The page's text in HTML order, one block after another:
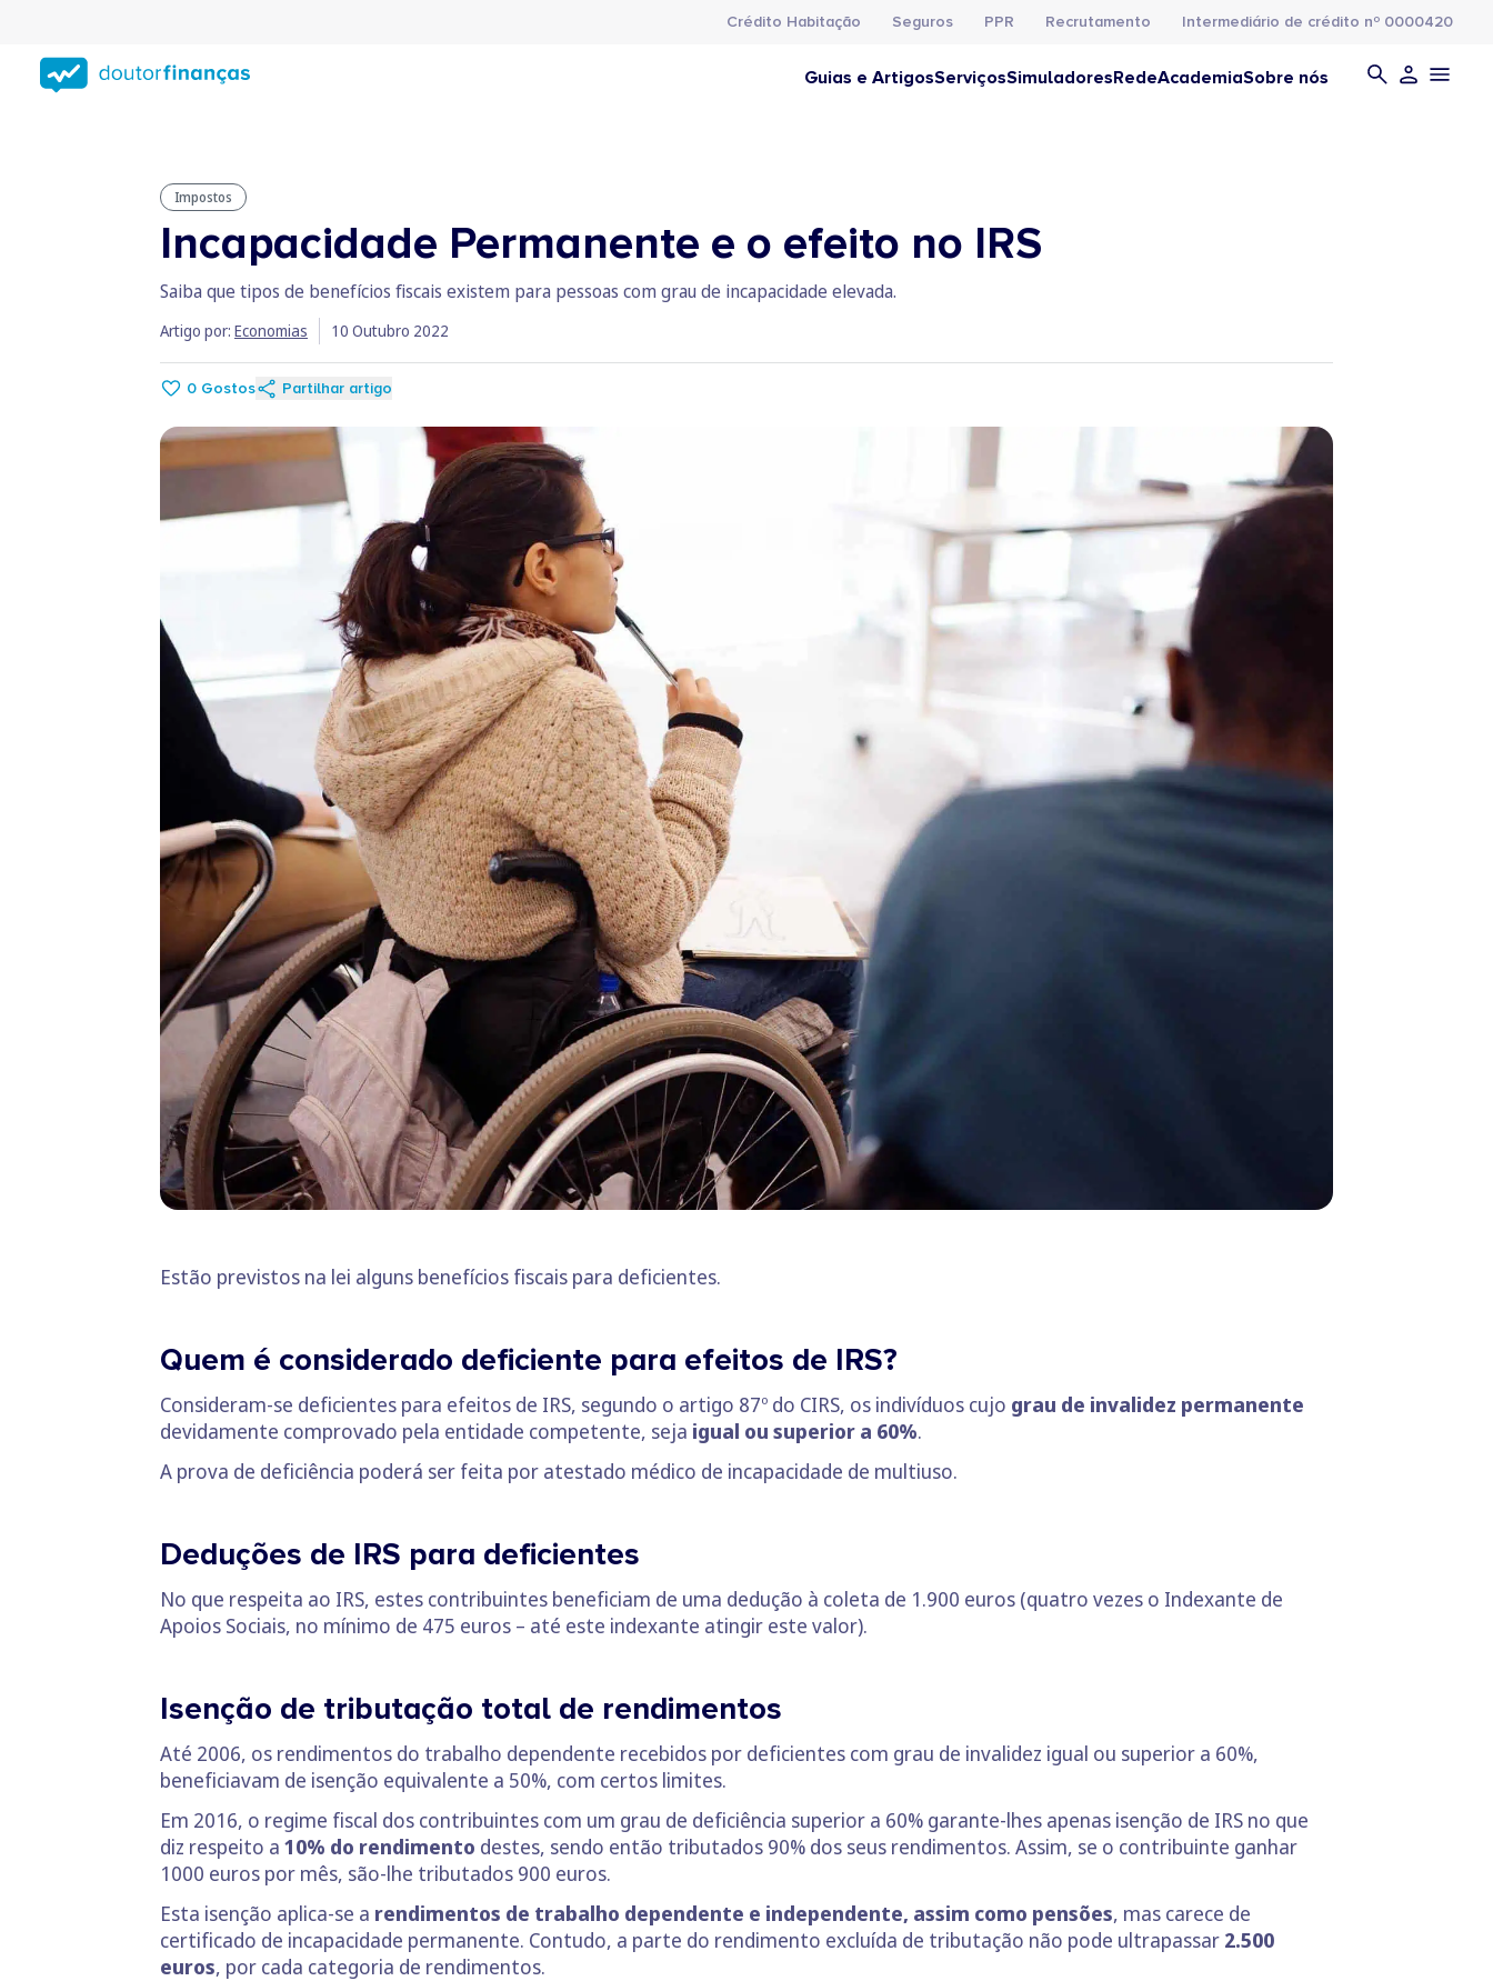
conteúdo
principal
Crédito Habitação Seguros PPR Recrutamento Intermediário de crédito nº 0000420
Guias e ArtigosServiçosSimuladoresRedeAcademiaSobre nós
Impostos
Incapacidade Permanente e o efeito no IRS
Saiba que tipos de benefícios fiscais existem para pessoas com grau de incapacidade elevada.
Artigo por: Economias 10 Outubro 2022
0 Gostos Partilhar artigo
Estão previstos na lei alguns benefícios fiscais para deficientes.
Quem é considerado deficiente para efeitos de IRS?
Consideram-se deficientes para efeitos de IRS, segundo o artigo 87º do CIRS, os indivíduos cujo grau de invalidez permanente
devidamente comprovado pela entidade competente, seja igual ou superior a 60%.
A prova de deficiência poderá ser feita por atestado médico de incapacidade de multiuso.
Deduções de IRS para deficientes
No que respeita ao IRS, estes contribuintes beneficiam de uma dedução à coleta de 1.900 euros (quatro vezes o Indexante de
Apoios Sociais, no mínimo de 475 euros – até este indexante atingir este valor).
Isenção de tributação total de rendimentos
Até 2006, os rendimentos do trabalho dependente recebidos por deficientes com grau de invalidez igual ou superior a 60%,
beneficiavam de isenção equivalente a 50%, com certos limites.
Em 2016, o regime fiscal dos contribuintes com um grau de deficiência superior a 60% garante-lhes apenas isenção de IRS no que
diz respeito a 10% do rendimento destes, sendo então tributados 90% dos seus rendimentos. Assim, se o contribuinte ganhar
1000 euros por mês, são-lhe tributados 900 euros.
Esta isenção aplica-se a rendimentos de trabalho dependente e independente, assim como pensões, mas carece de
certificado de incapacidade permanente. Contudo, a parte do rendimento excluída de tributação não pode ultrapassar 2.500
euros, por cada categoria de rendimentos.